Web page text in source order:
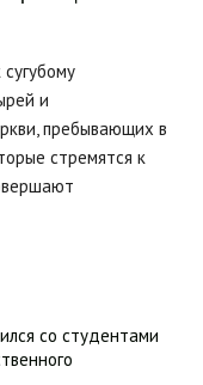
и
пребывающих в
стремятся к